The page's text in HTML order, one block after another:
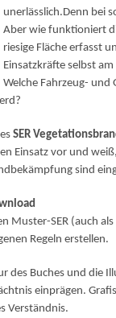
unerlässlich. Denn bei
Aber wie funktioniert
riesige Fläche erfasst
Einsatzkräfte selbst
Welche Fahrzeug- und
SER
Einsatz vor und
sind
Muster-SER (auch
Regeln erstellen.
des Buches und die
einprägen.
Verständnis.